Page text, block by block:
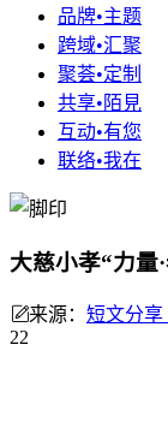
品牌•主题
跨域•汇聚
聚荟•定制
共享•陌見
互动•有您
联络•我在
大慈小孝“力量
来源： 短文分
22